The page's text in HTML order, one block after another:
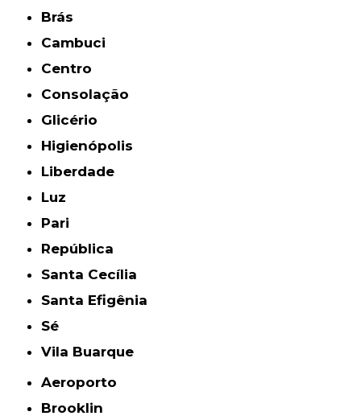
Brás
Cambuci
Centro
Consolação
Glicério
Higienópolis
Liberdade
Luz
Pari
República
Santa Cecília
Santa Efigênia
Sé
Vila Buarque
Aeroporto
Brooklin